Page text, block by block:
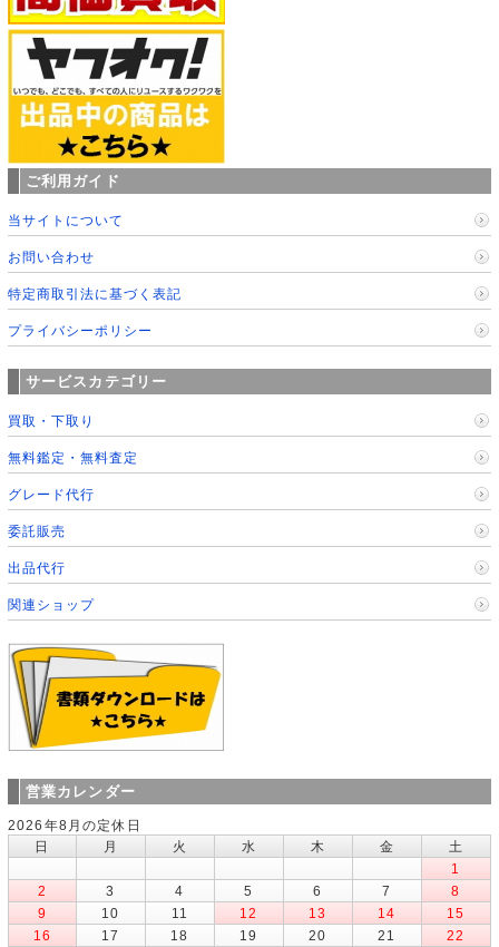
ご利用ガイド
当サイトについて
お問い合わせ
特定商取引法に基づく表記
プライバシーポリシー
サービスカテゴリー
買取・下取り
無料鑑定・無料査定
グレード代行
委託販売
出品代行
関連ショップ
営業カレンダー
2026年8月の定休日
日
月 火 水 木 金
土
1
2
3 4 5 6 7
8
9
10 11 12 13 14
15
16
17 18 19 20 21
22